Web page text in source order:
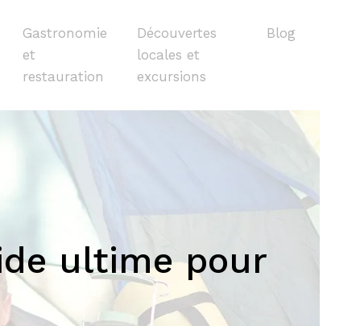
Gastronomie
et
restauration
Découvertes
locales et
excursions
Blog
ultime pour